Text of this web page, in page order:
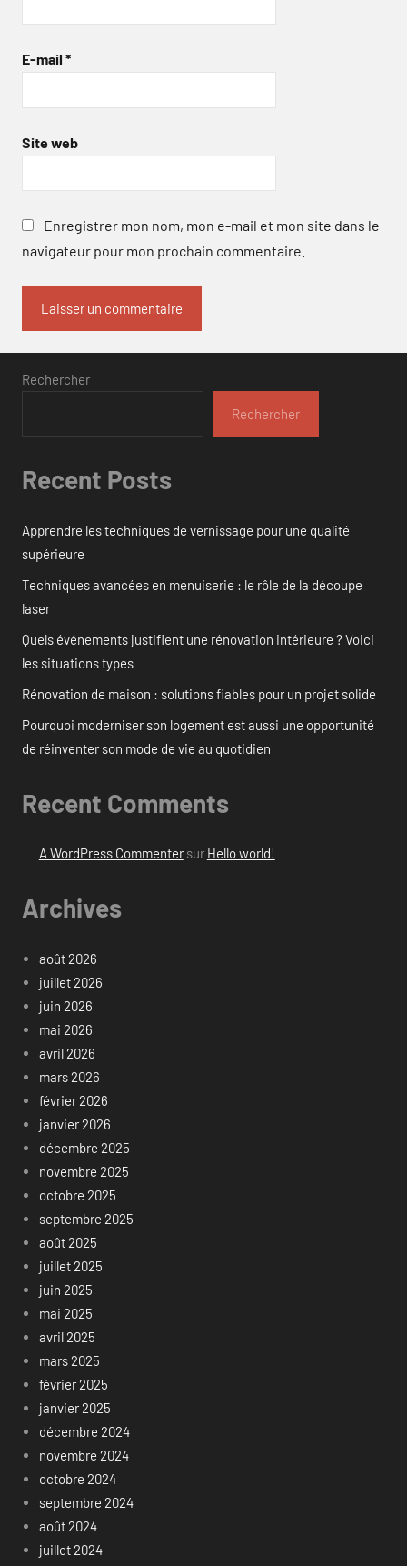
E-mail *
Site web
Enregistrer mon nom, mon e-mail et mon site dans le
navigateur pour mon prochain commentaire.
Rechercher
Rechercher
Recent Posts
Apprendre les techniques de vernissage pour une qualité
supérieure
Techniques avancées en menuiserie : le rôle de la découpe
laser
Quels événements justifient une rénovation intérieure ? Voici
les situations types
Rénovation de maison : solutions fiables pour un projet solide
Pourquoi moderniser son logement est aussi une opportunité
de réinventer son mode de vie au quotidien
Recent Comments
A WordPress Commentersur Hello world!
Archives
août 2026
juillet 2026
juin 2026
mai 2026
avril 2026
mars 2026
février 2026
janvier 2026
décembre 2025
novembre 2025
octobre 2025
septembre 2025
août 2025
juillet 2025
juin 2025
mai 2025
avril 2025
mars 2025
février 2025
janvier 2025
décembre 2024
novembre 2024
octobre 2024
septembre 2024
août 2024
juillet 2024